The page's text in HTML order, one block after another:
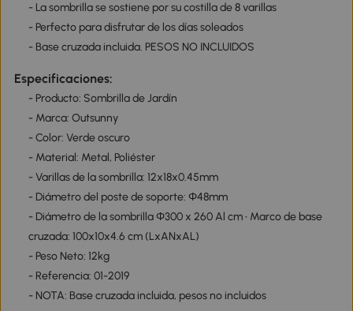
- La sombrilla se sostiene por su costilla de 8 varillas
- Perfecto para disfrutar de los días soleados
- Base cruzada incluida. PESOS NO INCLUIDOS
Especificaciones:
- Producto: Sombrilla de Jardín
- Marca: Outsunny
- Color: Verde oscuro
- Material: Metal, Poliéster
- Varillas de la sombrilla: 12x18x0.45mm
- Diámetro del poste de soporte: Φ48mm
- Diámetro de la sombrilla Φ300 x 260 Al cm • Marco de base
cruzada: 100x10x4.6 cm (LxANxAL)
- Peso Neto: 12kg
- Referencia: 01-2019
- NOTA: Base cruzada incluida, pesos no incluidos